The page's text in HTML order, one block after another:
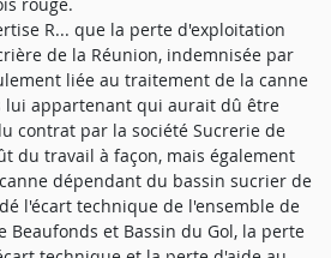
R... que la perte d'exploitation
de la Réunion, indemnisée par
liée au traitement de la canne
lui appartenant qui aurait dû être
contrat par la société Sucrerie de
du travail à façon, mais également
dépendant du bassin sucrier de
l'écart technique de l'ensemble de
Beaufonds et Bassin du Gol, la perte